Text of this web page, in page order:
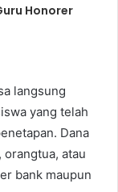
Honorer
langsung
yang telah
Dana
atau
bank maupun